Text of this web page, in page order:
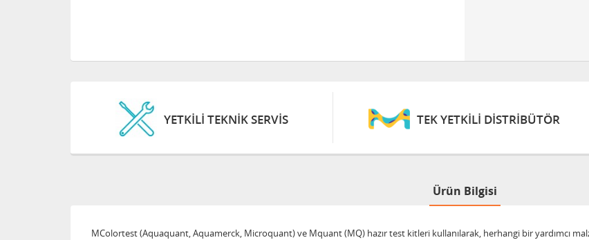
YETKİLİ TEKNİK SERVİS TEK YETKİLİ DİSTRİBÜTÖR
Ürün Bilgisi
MColortest (Aquaquant, Aquamerck, Microquant) ve Mquant (MQ) hazır test kitleri kullanılarak, herhangi bir yardımcı